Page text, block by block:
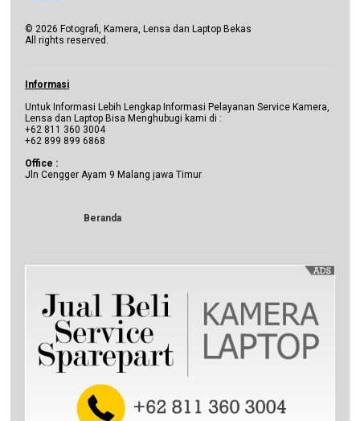
©2026 Fotografi, Kamera, Lensa dan Laptop Bekas
All rights reserved.
Informasi
Untuk Informasi Lebih Lengkap Informasi Pelayanan Service Kamera,
Lensa dan Laptop Bisa Menghubugi kami di :
+62 811 360 3004
+62 899 899 6868
Office :
Jln Cengger Ayam 9 Malang jawa Timur
Beranda